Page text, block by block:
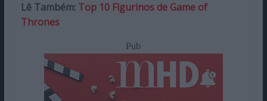
Lê Também: Top 10 Figurinos de Game of
Thrones
Pub